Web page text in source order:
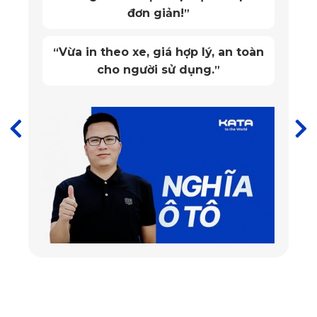
Độ an toàn của thảm
xe Maybach S450 đa dạng về chất liệu nhưng không phải
kế, mùi, màu sắc của thảm lót sàn trước khi chọn nhằm
mang đến một không gian thoải mái cho mọi người ở trên
xe. Lúc này, thảm lót sàn ô tô Mercedes-Maybach S450 do
KATA sản xuất với PVC cao cấp được xem là lựa chọn
hàng đầu.
đơn giản!”
“Vừa in theo xe, giá hợp lý, an toàn
cho người sử dụng.”